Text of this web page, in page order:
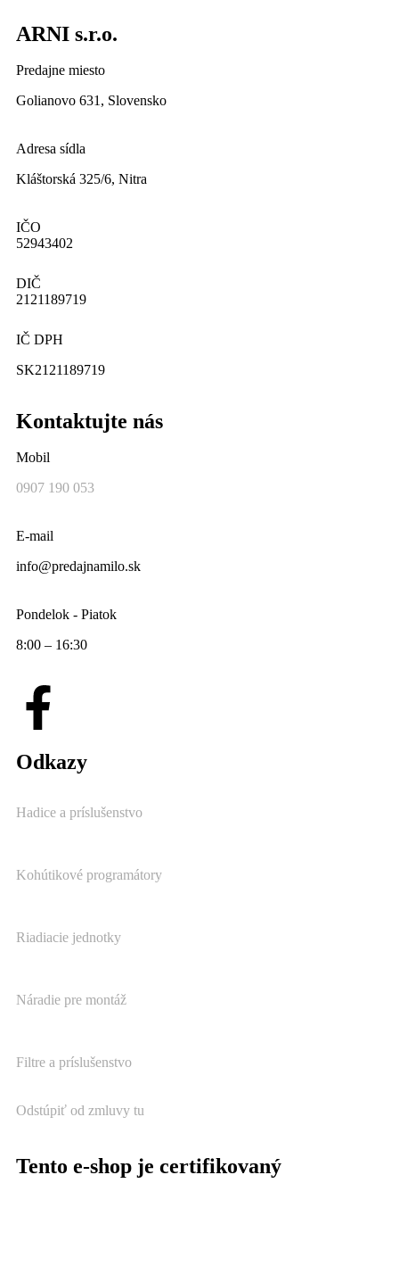
ARNI s.r.o.
Predajne miesto
Golianovo 631, Slovensko
Adresa sídla
Kláštorská 325/6, Nitra
IČO
52943402
DIČ
2121189719
IČ DPH
SK2121189719
Kontaktujte nás
Mobil
0907 190 053
E-mail
info@predajnamilo.sk
Pondelok - Piatok
8:00 – 16:30
Odkazy
Hadice a príslušenstvo
Kohútikové programátory
Riadiacie jednotky
Náradie pre montáž
Filtre a príslušenstvo
Odstúpiť od zmluvy tu
Tento e-shop je certifikovaný